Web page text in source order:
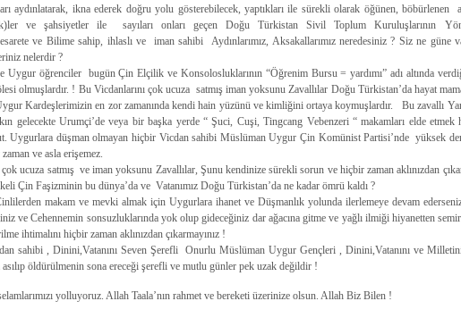
aydınlatarak, ikna ederek doğru yolu gösterebilecek, yaptıkları ile sürekli olarak öğünen, böbürlenen
ve şahsiyetler ile sayıları onları geçen Doğu Türkistan Sivil Toplum Kuruluşlarının
ve Bilime sahip, ihlaslı ve iman sahibi Aydınlarımız, Aksakallarımız neredesiniz ? Siz ne güne
nelerdir ?
Uygur öğrenciler bugün Çin Elçilik ve Konsolosluklarının “Öğrenim Bursu = yardımı” adı altında
olmuşlardır. ! Bu Vicdanlarını çok ucuza satmış iman yoksunu Zavallılar Doğu Türkistan’da hayat
Kardeşlerimizin en zor zamanında kendi hain yüzünü ve kimliğini ortaya koymuşlardır. Bu zavallı
gelecekte Urumçi’de veya bir başka yerde “ Şuci, Cuşi, Tingcang Vebenzeri “ makamları elde etmek
Uygurlara düşman olmayan hiçbir Vicdan sahibi Müslüman Uygur Çin Komünist Partisi’nde yüksek
ve asla erişemez.
ucuza satmış ve iman yoksunu Zavallılar, Şunu kendinize sürekli sorun ve hiçbir zaman aklınızdan
Çin Faşizminin bu dünya’da ve Vatanımız Doğu Türkistan’da ne kadar ömrü kaldı ?
makam ve mevki almak için Uygurlara ihanet ve Düşmanlık yolunda ilerlemeye devam
ve Cehennemin sonsuzluklarında yok olup gideceğiniz dar ağacına gitme ve yağlı ilmiği hiyanetten
ihtimalını hiçbir zaman aklınızdan çıkarmayınız !
sahibi , Dinini,Vatanını Seven Şerefli Onurlu Müslüman Uygur Gençleri , Dinini,Vatanını ve
öldürülmenin sona ereceği şerefli ve mutlu günler pek uzak değildir !
yolluyoruz. Allah Taala’nın rahmet ve bereketi üzerinize olsun. Allah Biz Bilen !